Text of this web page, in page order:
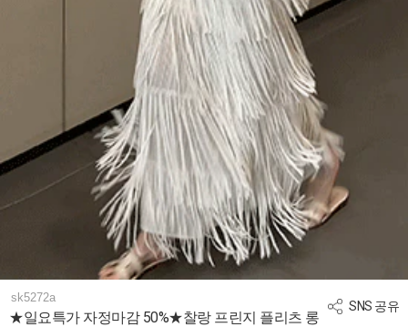
SNS 공유
sk5272a
★일요특가 자정마감 50%★찰랑 프린지 플리츠 롱